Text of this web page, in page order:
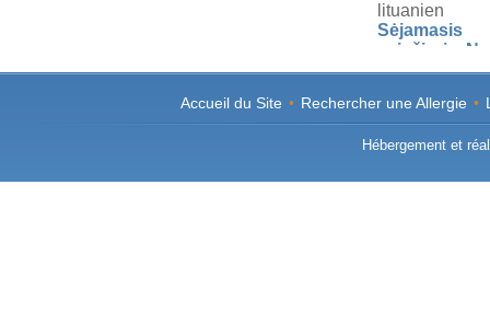
lituanien
Sėjamasis
avinžirnis,
GrÃ£o-de-
GravanÃ§o,
ErvanÃ§o,
de-bengala
Accueil du Site • Rechercher une Allergie •
Hébergement et